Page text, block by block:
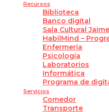
Recursos
Biblioteca
Banco digital
Sala Cultural
HabilMind –
Enfermería
Psicología
Laboratorios
Informática
Programa de
Servicios
Comedor
Transporte